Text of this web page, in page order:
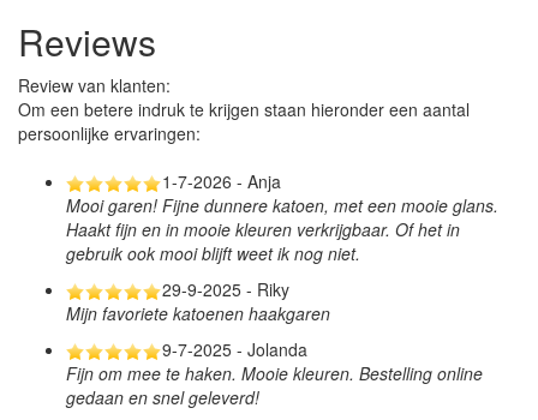
Reviews
Review van klanten:
Om een betere indruk te krijgen staan hieronder een aantal
persoonlijke ervaringen:
1-7-2026 - Anja
Mooi garen! Fijne dunnere katoen, met een mooie glans.
Haakt fijn en in mooie kleuren verkrijgbaar. Of het in
gebruik ook mooi blijft weet ik nog niet.
29-9-2025 - Riky
Mijn favoriete katoenen haakgaren
9-7-2025 - Jolanda
Fijn om mee te haken. Mooie kleuren. Bestelling online
gedaan en snel geleverd!